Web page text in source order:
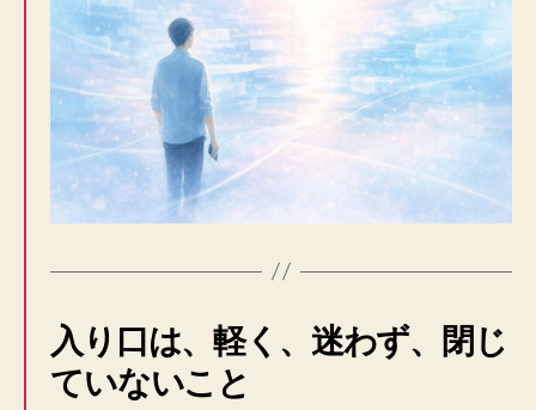
入り口は、軽く、迷わず、閉じ
ていないこと